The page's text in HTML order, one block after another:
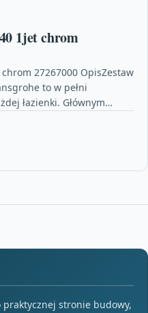
1jet chrom
27267000 OpisZestaw
to w pełni
łazienki. Głównym
stronie budowy,